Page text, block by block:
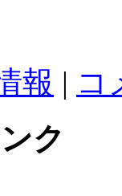
報 | コ
ク